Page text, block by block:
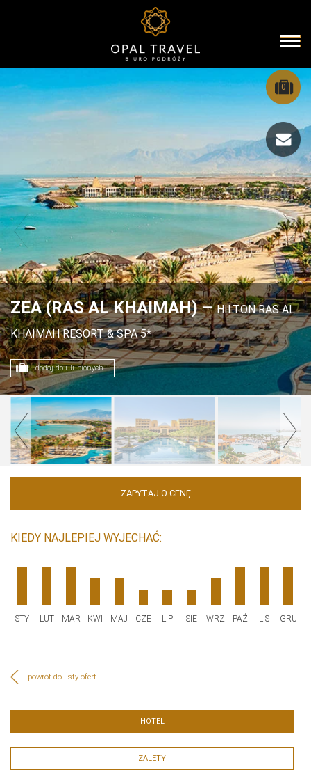
0
ZEA (RAS AL KHAIMAH) –HILTON RAS AL
KHAIMAH RESORT & SPA 5*
dodaj do ulubionych
ZAPYTAJ O CENĘ
KIEDY NAJLEPIEJ WYJECHAĆ:
STY LUT MAR KWI MAJ CZE LIP SIE WRZ PAŹ LIS GRU
powrót do listy ofert
HOTEL
ZALETY